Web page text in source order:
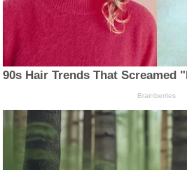
90s Hair Trends That Screamed
Brainberries